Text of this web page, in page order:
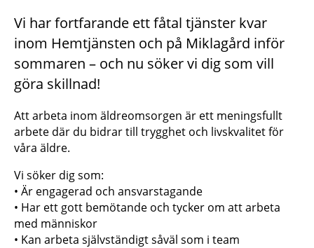
Vi har fortfarande ett fåtal tjänster kvar
inom Hemtjänsten och på Miklagård inför
sommaren – och nu söker vi dig som vill
göra skillnad!
Att arbeta inom äldreomsorgen är ett meningsfullt
arbete där du bidrar till trygghet och livskvalitet för
våra äldre.
Vi söker dig som:
• Är engagerad och ansvarstagande
• Har ett gott bemötande och tycker om att arbeta
med människor
• Kan arbeta självständigt såväl som i team